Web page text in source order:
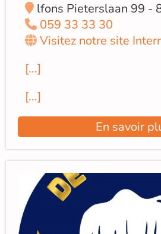
lfons Pieterslaan 99 -
059 33 33 30
Visitez notre site
[...]
[...]
En savoir